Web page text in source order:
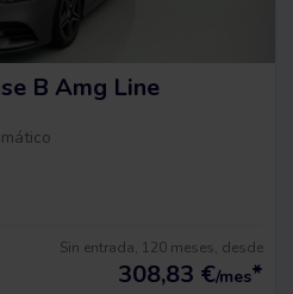
B Amg Line
Sin entrada, 120 meses, desde
308,83 €/mes*